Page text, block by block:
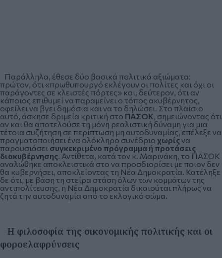
Παράλληλα, έθεσε δύο βασικά πολιτικά αξιώματα:
πρώτον, ότι «πρωθυπουργό εκλέγουν οι πολίτες και όχι οι
παράγοντες σε κλειστές πόρτες» και, δεύτερον, ότι αν
κάποιος επιθυμεί να παραμείνει ο τόπος ακυβέρνητος,
οφείλει να βγει δημόσια και να το δηλώσει. Στο πλαίσιο
αυτό, άσκησε δριμεία κριτική στο ΠΑΣΟΚ, σημειώνοντας ότι
αν και θα αποτελούσε τη μόνη ρεαλιστική δύναμη για μια
τέτοια συζήτηση σε περίπτωση μη αυτοδυναμίας, επέλεξε να
πραγματοποιήσει ένα ολόκληρο συνέδριο χωρίςνα
παρουσιάσει συγκεκριμένο πρόγραμμα ή προτάσεις
διακυβέρνησης. Αντίθετα, κατά τον κ. Μαρινάκη, το ΠΑΣΟΚ
αναλώθηκε αποκλειστικά στο να προσδιορίσει με ποιον δεν
θα κυβερνήσει, αποκλείοντας τη Νέα Δημοκρατία. Κατέληξε
δε ότι, με βάση τη στείρα στάση όλων των κομμάτων της
αντιπολίτευσης, η Νέα Δημοκρατία δικαιούται πλήρως να
ζητά την αυτοδυναμία από το εκλογικό σώμα.
Η φιλοσοφία της οικονομικής πολιτικής και οι
φοροελαφρύνσεις